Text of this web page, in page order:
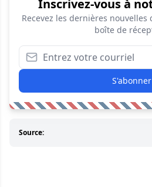
Inscrivez-vous à
Recevez les dernières
boîte de
S'abonner
Source: